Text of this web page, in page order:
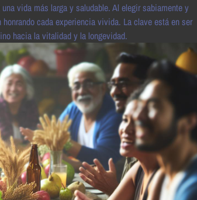
vida más larga y saludable. Al elegir sabiamente y
cada experiencia vivida. La clave está en ser
hacia la vitalidad y la longevidad.